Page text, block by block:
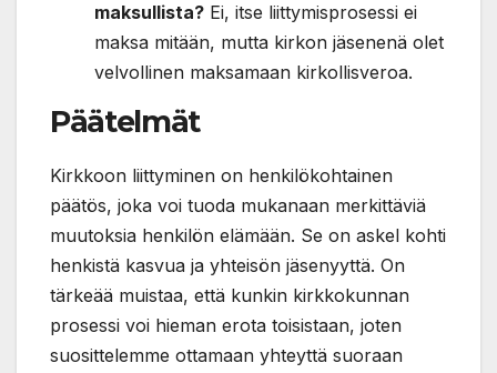
maksullista? Ei, itse liittymisprosessi ei
maksa mitään, mutta kirkon jäsenenä olet
velvollinen maksamaan kirkollisveroa.
Päätelmät
Kirkkoon liittyminen on henkilökohtainen
päätös, joka voi tuoda mukanaan merkittäviä
muutoksia henkilön elämään. Se on askel kohti
henkistä kasvua ja yhteisön jäsenyyttä. On
tärkeää muistaa, että kunkin kirkkokunnan
prosessi voi hieman erota toisistaan, joten
suosittelemme ottamaan yhteyttä suoraan